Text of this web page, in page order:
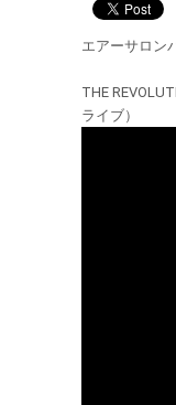
エアーサロン
THE
ライブ）